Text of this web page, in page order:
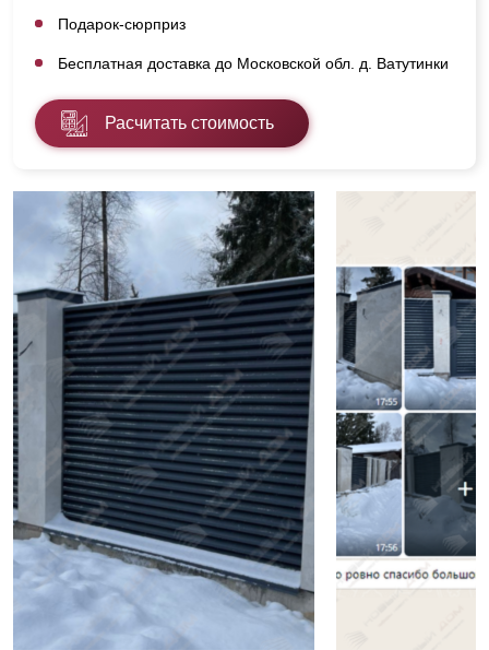
Подарок-сюрприз
Бесплатная доставка до Московской обл. д. Ватутинки
Расчитать стоимость